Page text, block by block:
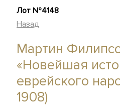
Лот №4148
Назад
Мартин
«Новейшая
еврейского
1908)